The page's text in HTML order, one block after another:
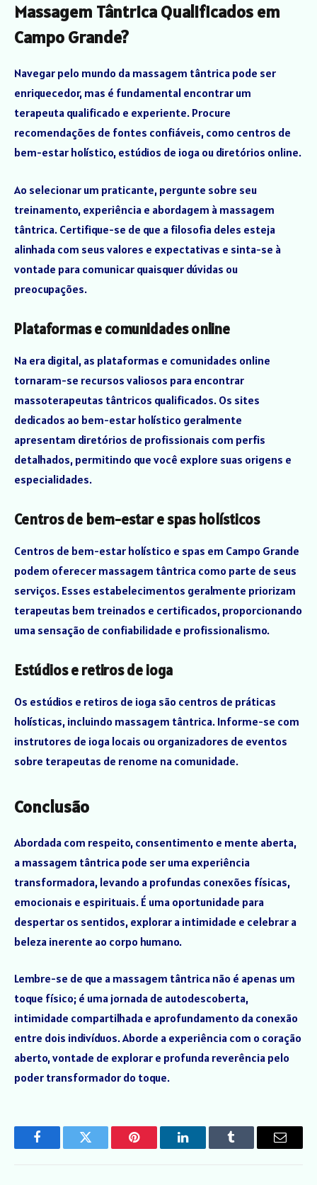
Massagem Tântrica Qualificados em
Campo Grande?
Navegar pelo mundo da massagem tântrica pode ser
enriquecedor, mas é fundamental encontrar um
terapeuta qualificado e experiente. Procure
recomendações de fontes confiáveis, como centros de
bem-estar holístico, estúdios de ioga ou diretórios online.
Ao selecionar um praticante, pergunte sobre seu
treinamento, experiência e abordagem à massagem
tântrica. Certifique-se de que a filosofia deles esteja
alinhada com seus valores e expectativas e sinta-se à
vontade para comunicar quaisquer dúvidas ou
preocupações.
Plataformas e comunidades online
Na era digital, as plataformas e comunidades online
tornaram-se recursos valiosos para encontrar
massoterapeutas tântricos qualificados. Os sites
dedicados ao bem-estar holístico geralmente
apresentam diretórios de profissionais com perfis
detalhados, permitindo que você explore suas origens e
especialidades.
Centros de bem-estar e spas holísticos
Centros de bem-estar holístico e spas em Campo Grande
podem oferecer massagem tântrica como parte de seus
serviços. Esses estabelecimentos geralmente priorizam
terapeutas bem treinados e certificados, proporcionando
uma sensação de confiabilidade e profissionalismo.
Estúdios e retiros de ioga
Os estúdios e retiros de ioga são centros de práticas
holísticas, incluindo massagem tântrica. Informe-se com
instrutores de ioga locais ou organizadores de eventos
sobre terapeutas de renome na comunidade.
Conclusão
Abordada com respeito, consentimento e mente aberta,
a massagem tântrica pode ser uma experiência
transformadora, levando a profundas conexões físicas,
emocionais e espirituais. É uma oportunidade para
despertar os sentidos, explorar a intimidade e celebrar a
beleza inerente ao corpo humano.
Lembre-se de que a massagem tântrica não é apenas um
toque físico; é uma jornada de autodescoberta,
intimidade compartilhada e aprofundamento da conexão
entre dois indivíduos. Aborde a experiência com o coração
aberto, vontade de explorar e profunda reverência pelo
poder transformador do toque.
FacebookTwitter Pinterest LinkedInTumblr Email